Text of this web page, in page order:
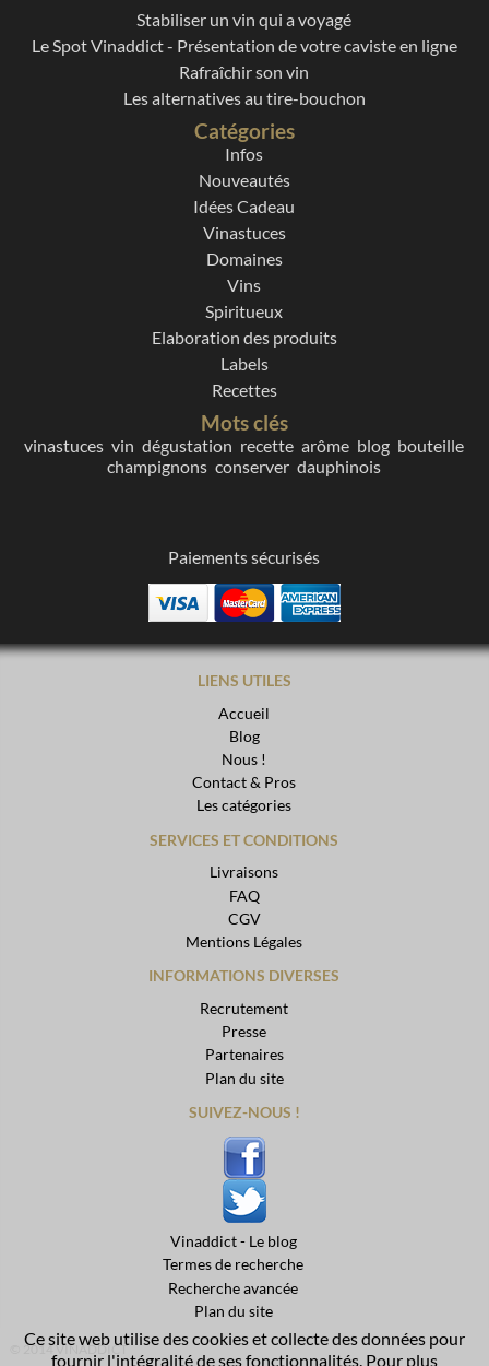
Stabiliser un vin qui a voyagé
Le Spot Vinaddict - Présentation de votre caviste en ligne
Rafraîchir son vin
Les alternatives au tire-bouchon
Catégories
Infos
Nouveautés
Idées Cadeau
Vinastuces
Domaines
Vins
Spiritueux
Elaboration des produits
Labels
Recettes
Mots clés
vinastuces vin dégustation recette arôme blog bouteille
champignons conserver dauphinois
Paiements sécurisés
LIENS UTILES
Accueil
Blog
Nous !
Contact & Pros
Les catégories
SERVICES ET CONDITIONS
Livraisons
FAQ
CGV
Mentions Légales
INFORMATIONS DIVERSES
Recrutement
Presse
Partenaires
Plan du site
SUIVEZ-NOUS !
Vinaddict - Le blog
Termes de recherche
Recherche avancée
Plan du site
© 2014 VINADDICT
Ce site web utilise des cookies et collecte des données pour
fournir l'intégralité de ses fonctionnalités. Pour plus